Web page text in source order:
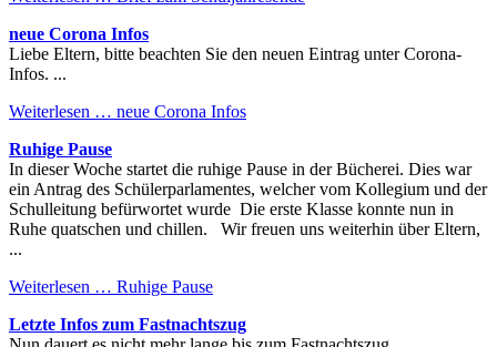
neue Corona Infos
Liebe Eltern, bitte beachten Sie den neuen Eintrag unter Corona-
Infos. ...
Weiterlesen … neue Corona Infos
Ruhige Pause
In dieser Woche startet die ruhige Pause in der Bücherei. Dies war
ein Antrag des Schülerparlamentes, welcher vom Kollegium und der
Schulleitung befürwortet wurde Die erste Klasse konnte nun in
Ruhe quatschen und chillen. Wir freuen uns weiterhin über Eltern,
...
Weiterlesen … Ruhige Pause
Letzte Infos zum Fastnachtszug